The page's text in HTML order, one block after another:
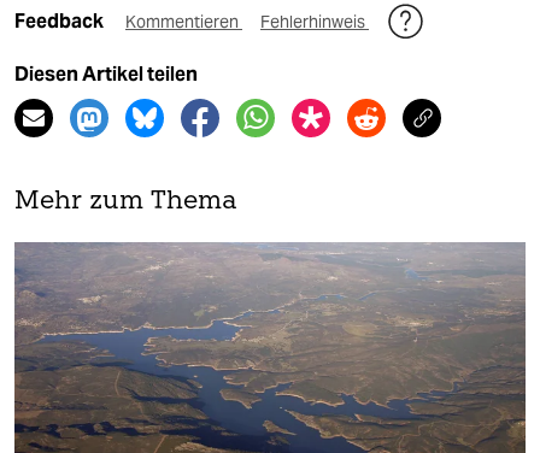
Feedback Kommentieren Fehlerhinweis
Diesen Artikel teilen
Mehr zum Thema